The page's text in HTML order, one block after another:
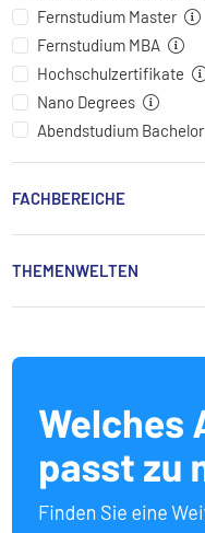
Fernstudium Master
Fernstudium MBA
Hochschulzertifikate
Nano Degrees
Abendstudium Bachelor
FACHBEREICHE
THEMENWELTEN